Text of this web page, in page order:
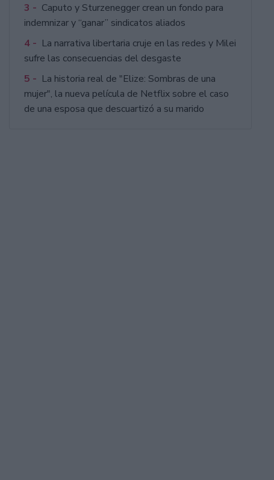
3 - Caputo y Sturzenegger crean un fondo para
indemnizar y “ganar” sindicatos aliados
4 - La narrativa libertaria cruje en las redes y Milei
sufre las consecuencias del desgaste
5 - La historia real de "Elize: Sombras de una
mujer", la nueva película de Netflix sobre el caso
de una esposa que descuartizó a su marido